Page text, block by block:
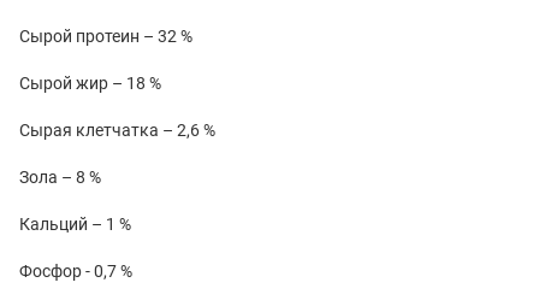
Сырой протеин – 32 %
Сырой жир – 18 %
Сырая клетчатка – 2,6 %
Зола – 8 %
Кальций – 1 %
Фосфор - 0,7 %